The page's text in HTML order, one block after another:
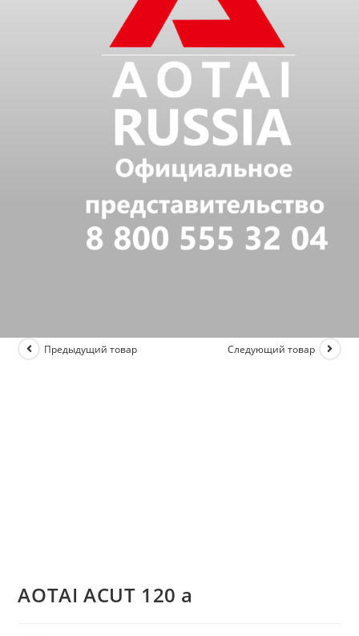
Предыдущий товар Следующий товар
AOTAI ACUT 120 а